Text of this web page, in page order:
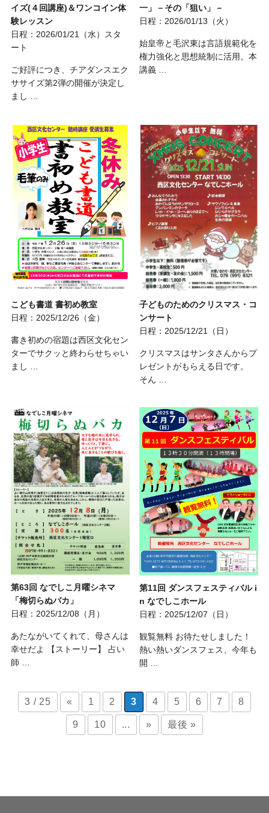
イズ(４回講座)＆ワンコイン体
験レッスン
日程：2026/01/21（水）スタ
ート
ご好評につき、チアダンスエク
ササイズ第2弾の開催が決定し
まし …
一」－その「狙い」－
日程：2026/01/13（火）
始皇帝と毛沢東は言語規範化を
権力強化と思想統制に活用。本
講義 …
こども書道 書初め教室
日程：2025/12/26（金）
書き初めの宿題は西区文化セン
ターでサクッと終わらせちゃい
まし …
子どものためのクリスマス・コ
ンサート
日程：2025/12/21（日）
クリスマスはサンタさんからプ
レゼントがもらえる日です。
そん …
第63回 なでしこ月曜シネマ
「梅切らぬバカ」
日程：2025/12/08（月）
あたながいてくれて、母さんは
幸せだよ 【ストーリー】 占い
師 …
第11回 ダンスフェスティバル i
n なでしこホール
日程：2025/12/07（日）
観覧無料 お待たせしました！
熱い熱いダンスフェス、今年も
開 …
3 / 25 « 1 2 3 4 5 6 7 8
9 10 ... » 最後 »